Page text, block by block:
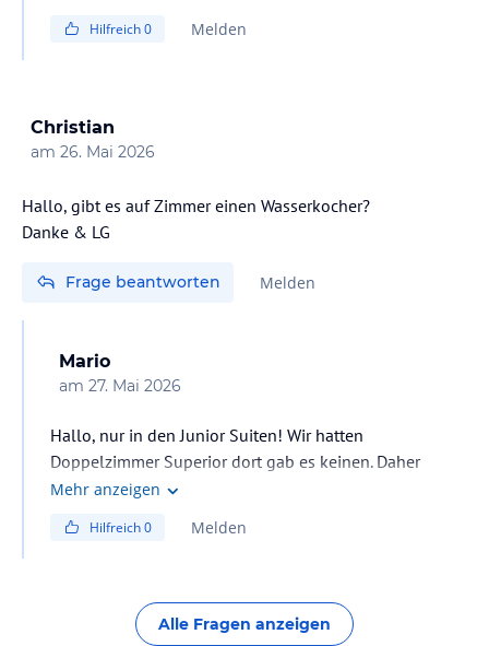
Hilfreich0 Melden
Christian
am 26. Mai 2026
Hallo, gibt es auf Zimmer einen Wasserkocher?
Danke & LG
Frage beantworten Melden
Mario
am 27. Mai 2026
Hallo, nur in den Junior Suiten! Wir hatten
Doppelzimmer Superior dort gab es keinen. Daher
haben wir einen Wasserkocher für 13 Euro in einem
gekauft! In Zimmer 524 sollte jetzt der Wasserkocher
Mehr anzeigen
Hilfreich0 Melden
Alle Fragen anzeigen